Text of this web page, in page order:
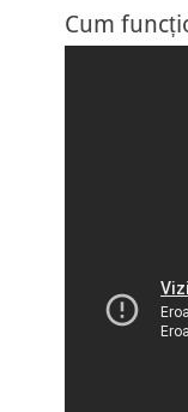
Cum